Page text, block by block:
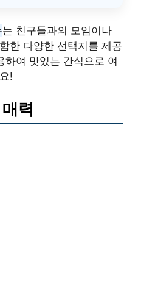
는 친구들과의 모임이나
한 다양한 선택지를 제공
하여 맛있는 간식으로 여
!
력